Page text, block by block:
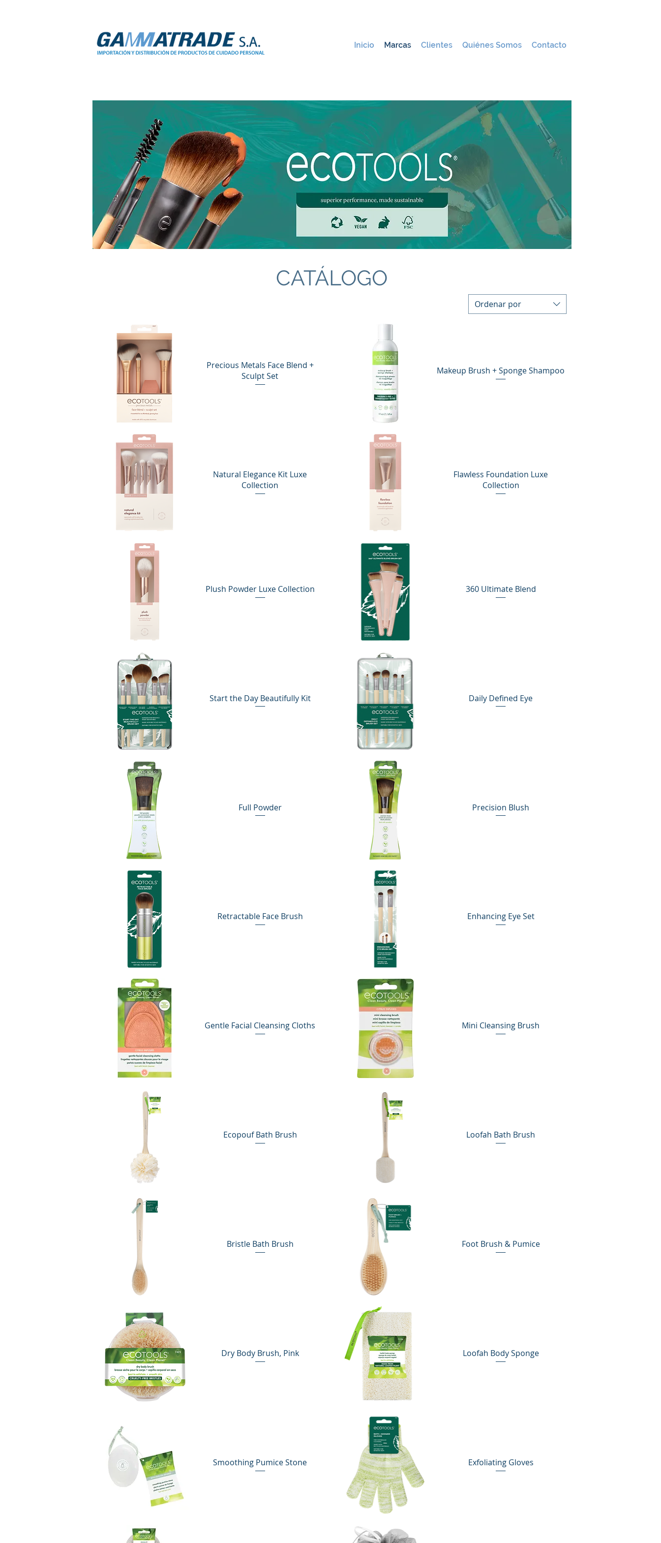
Inicio Marcas Clientes Quiénes Somos Contacto
Ordenar por
Vista rápida
Precious Metals Face Blend +
Sculpt Set
Vista rápida
Makeup Brush + Sponge Shampoo
Vista rápida
Natural Elegance Kit Luxe
Collection
Vista rápida
Flawless Foundation Luxe
Collection
Vista rápida
Plush Powder Luxe Collection
Vista rápida
360 Ultimate Blend
Vista rápida
Start the Day Beautifully Kit
Vista rápida
Daily Defined Eye
Vista rápida
Full Powder
Vista rápida
Precision Blush
Vista rápida
Retractable Face Brush
Vista rápida
Enhancing Eye Set
Vista rápida
Gentle Facial Cleansing Cloths
Vista rápida
Mini Cleansing Brush
Vista rápida
Ecopouf Bath Brush
Vista rápida
Loofah Bath Brush
Bristle Bath Brush
Vista rápida
Foot Brush & Pumice
Dry Body Brush, Pink
Vista rápida
Loofah Body Sponge
Vista rápida
Smoothing Pumice Stone
Vista rápida
Exfoliating Gloves
CATÁLOGO